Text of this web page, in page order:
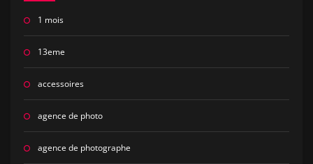
1 mois
13eme
accessoires
agence de photo
agence de photographe